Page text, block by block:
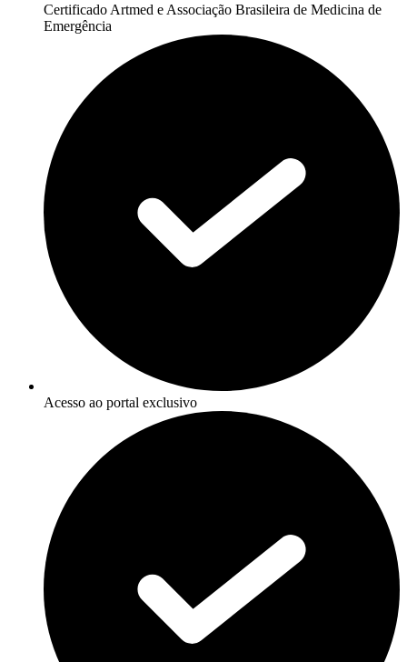
Certificado Artmed e Associação Brasileira de Medicina de
Emergência
Acesso ao portal exclusivo